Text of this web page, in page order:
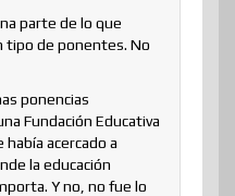
parte de lo que
tipo de ponentes. No
ponencias
Fundación Educativa
acercado a
la educación
Y no, no fue lo